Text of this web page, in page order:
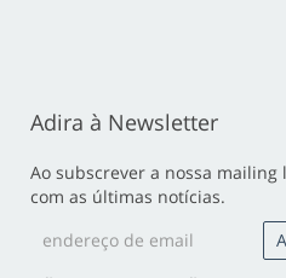
Adira à Newsletter
Ao subscrever a nossa
com as últimas notícias.